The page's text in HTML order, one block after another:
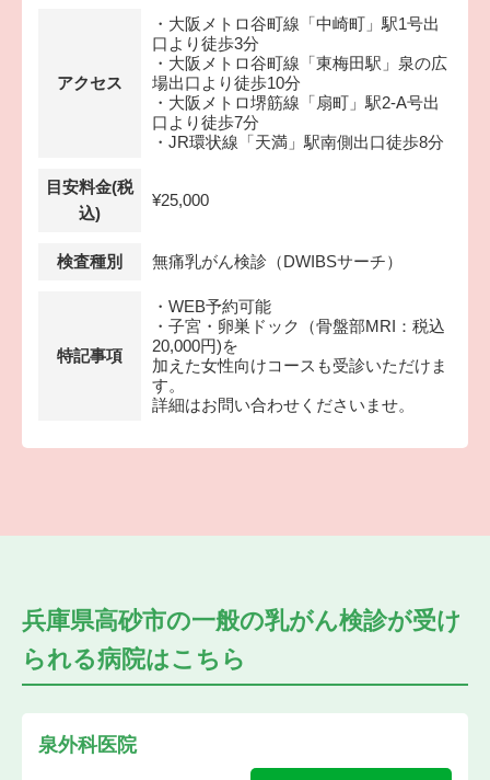
アクセス
・大阪メトロ谷町線「中崎町」駅1号出
口より徒歩3分
・大阪メトロ谷町線「東梅田駅」泉の広
場出口より徒歩10分
・大阪メトロ堺筋線「扇町」駅2-A号出
口より徒歩7分
・JR環状線「天満」駅南側出口徒歩8分
目安料金(税
込)
¥25,000
検査種別 無痛乳がん検診（DWIBSサーチ）
特記事項
・WEB予約可能
・子宮・卵巣ドック（骨盤部MRI：税込
20,000円)を
加えた女性向けコースも受診いただけま
す。
詳細はお問い合わせくださいませ。
兵庫県高砂市の一般の乳がん検診が受け
られる病院はこちら
泉外科医院